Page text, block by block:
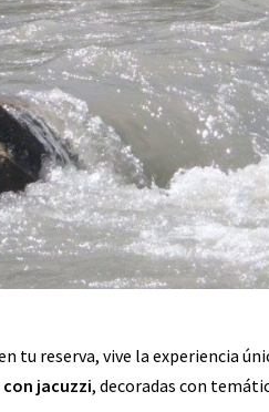
tu reserva, vive la experiencia
con jacuzzi, decoradas con